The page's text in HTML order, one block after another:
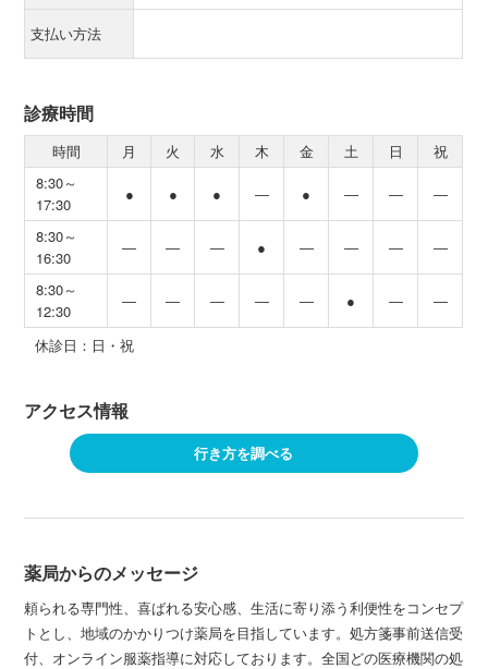
支払い方法
診療時間
時間 月 火 水 木 金 土 日
祝
8:30～
17:30
● ● ● ― ● ― ― ―
8:30～
16:30
― ― ― ● ― ― ― ―
8:30～
12:30
― ― ― ― ― ● ― ―
休診日：日・祝
アクセス情報
行き方を調べる
薬局からのメッセージ
頼られる専門性、喜ばれる安心感、生活に寄り添う利便性をコンセプ
トとし、地域のかかりつけ薬局を目指しています。処方箋事前送信受
付、オンライン服薬指導に対応しております。全国どの医療機関の処